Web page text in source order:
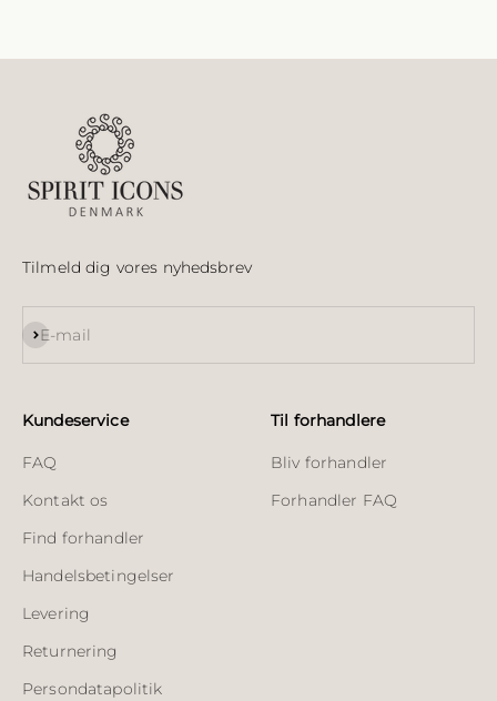
Tilmeld dig vores nyhedsbrev
E-mail
Abonnér
Kundeservice
FAQ
Kontakt os
Find forhandler
Handelsbetingelser
Levering
Returnering
Persondatapolitik
Til forhandlere
Bliv forhandler
Forhandler FAQ